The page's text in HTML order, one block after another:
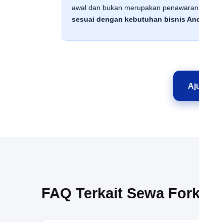
awal dan bukan merupakan
sesuai dengan kebutuhan bisnis
FAQ Terkait Sewa